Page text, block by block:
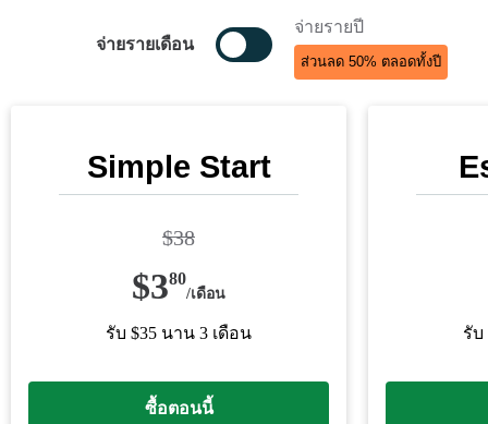
จ่ายรายเดือน
จ่ายรายปี
ส่วนลด 50% ตลอดทั้งปี
Simple Start
$38
$380
/เดือน
รับ $35 นาน 3 เดือน
ซื้อตอนนี้
รับ